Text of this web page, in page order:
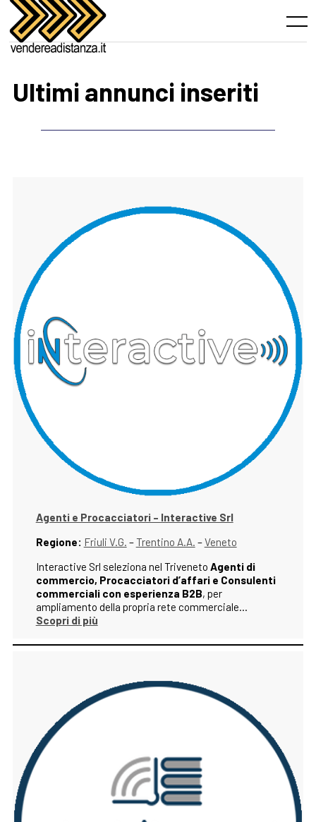
Skip
content
Menu
Ultimi annunci inseriti
Agenti e Procacciatori – Interactive Srl
Regione: Friuli V.G. –Trentino A.A. –Veneto
Interactive Srl seleziona nel Triveneto Agenti di
commercio, Procacciatori d’affari e Consulenti
commerciali con esperienza B2B, per
ampliamento della propria rete commerciale…
Scopri di più